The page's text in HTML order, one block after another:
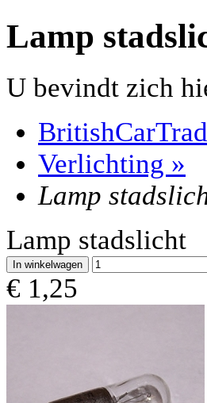
Lamp
U bevindt zich
Verlichting »
Lamp
Lamp stadslicht
€ 1,25